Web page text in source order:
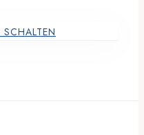
SCHALTEN